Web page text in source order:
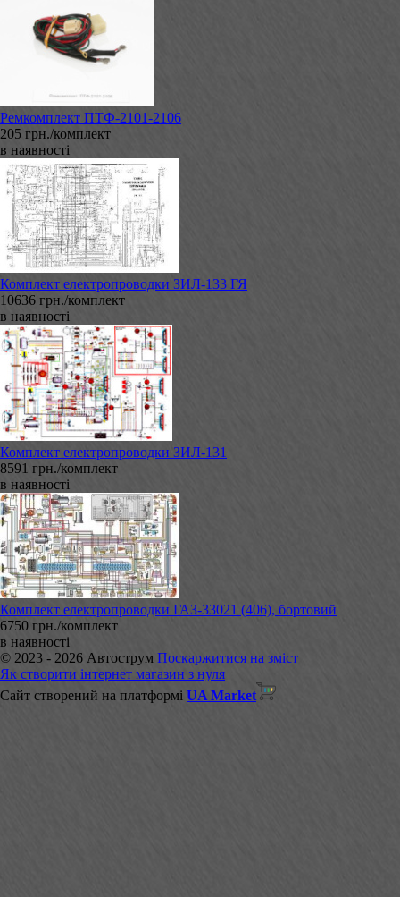
Ремкомплект ПТФ-2101-2106
205 грн./комплект
в наявності
Комплект електропроводки ЗИЛ-133 ГЯ
10636 грн./комплект
в наявності
Комплект електропроводки ЗИЛ-131
8591 грн./комплект
в наявності
Комплект електропроводки ГАЗ-33021 (406), бортовий
6750 грн./комплект
в наявності
© 2023 - 2026 Автострум Поскаржитися на зміст
Як створити інтернет магазин з нуля
Сайт створений на платформі UA Market